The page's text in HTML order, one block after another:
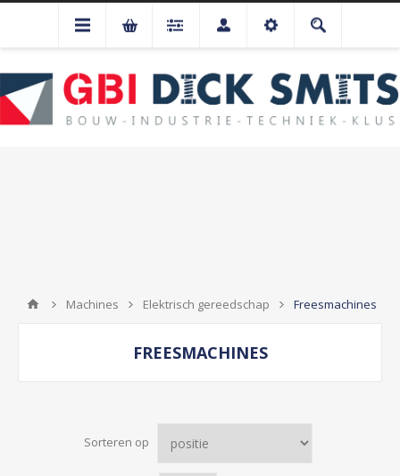
Machines Elektrisch gereedschap Freesmachines
FREESMACHINES
Sorteren op